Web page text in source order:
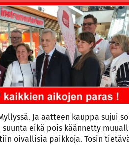
Ja aatteen kauppa sujui
eikä pois käännetty
oivallisia paikkoja. Tosin